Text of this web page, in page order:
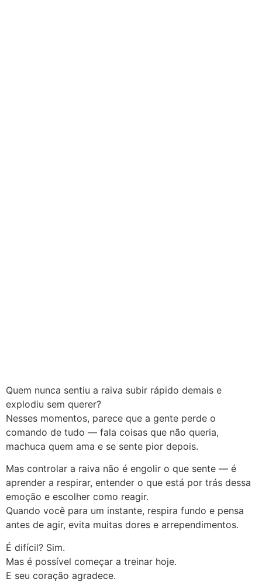
Quem nunca sentiu a raiva subir rápido demais e
explodiu sem querer?
Nesses momentos, parece que a gente perde o
comando de tudo — fala coisas que não queria,
machuca quem ama e se sente pior depois.
Mas controlar a raiva não é engolir o que sente — é
aprender a respirar, entender o que está por trás dessa
emoção e escolher como reagir.
Quando você para um instante, respira fundo e pensa
antes de agir, evita muitas dores e arrependimentos.
É difícil? Sim.
Mas é possível começar a treinar hoje.
E seu coração agradece.